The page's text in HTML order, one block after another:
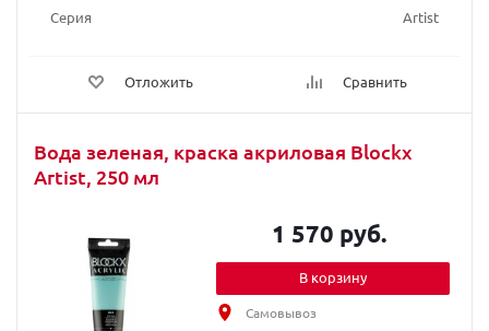
Серия
Artist
Отложить Сравнить
Вода зеленая, краска акриловая Blockx
Artist, 250 мл
1 570 руб.
В корзину
Самовывоз